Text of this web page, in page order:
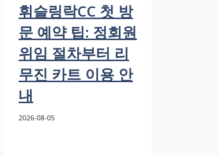
휘슬링락CC 첫 방
문 예약 팁: 정회원
위임 절차부터 리
무진 카트 이용 안
내
2026-08-05